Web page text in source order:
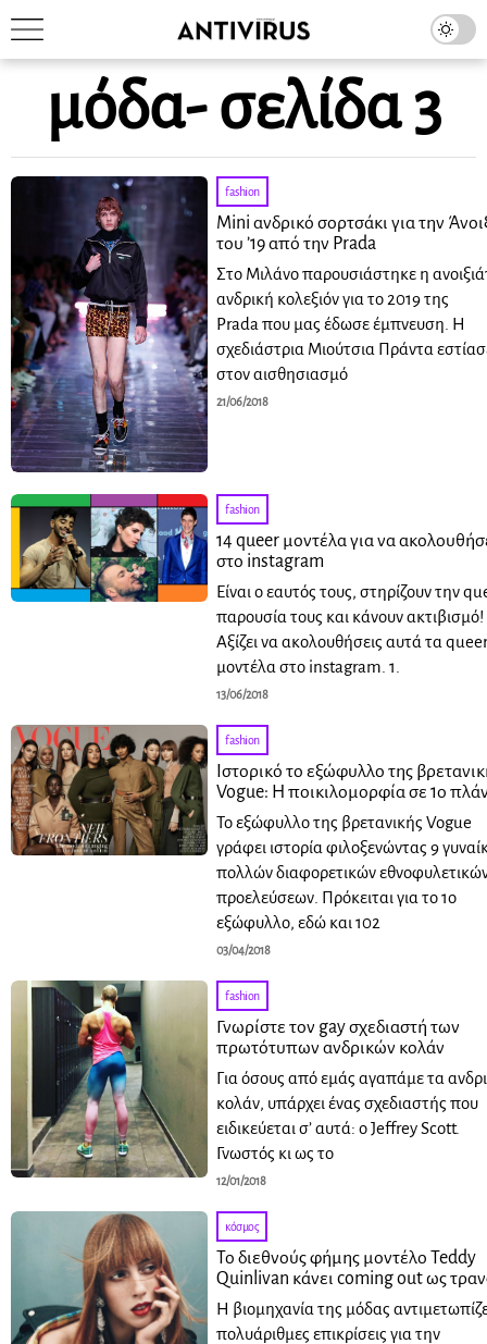
μόδα- σελίδα 3
fashion
Mini ανδρικό σορτσάκι για την
του ’19 από την Prada
Στο Μιλάνο παρουσιάστηκε η
ανδρική κολεξιόν για το 2019 της
Prada που μας έδωσε έμπνευση. Η
σχεδιάστρια Μιούτσια Πράντα
στον αισθησιασμό
21/06/2018
fashion
14 queer μοντέλα για να
στο instagram
Είναι ο εαυτός τους, στηρίζουν την
παρουσία τους και κάνουν ακτιβισμό!
Αξίζει να ακολουθήσεις αυτά τα
μοντέλα στο instagram. 1.
13/06/2018
fashion
Ιστορικό το εξώφυλλο της
Vogue: Η ποικιλομορφία σε 1ο
Το εξώφυλλο της βρετανικής Vogue
γράφει ιστορία φιλοξενώντας 9
πολλών διαφορετικών
προελεύσεων. Πρόκειται για το 1ο
εξώφυλλο, εδώ και 102
03/04/2018
fashion
Γνωρίστε τον gay σχεδιαστή των
πρωτότυπων ανδρικών κολάν
Για όσους από εμάς αγαπάμε τα
κολάν, υπάρχει ένας σχεδιαστής που
ειδικεύεται σ’ αυτά: ο Jeffrey Scott.
Γνωστός κι ως το
12/01/2018
κόσμος
Το διεθνούς φήμης μοντέλο Teddy
Quinlivan κάνει coming out ως
Η βιομηχανία της μόδας
πολυάριθμες επικρίσεις για την